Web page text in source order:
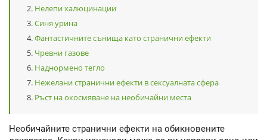
Нелепи халюцинации
Синя урина
Фантастичните сънища като странични ефекти
Чревни газове
Наднормено тегло
Нежелани странични ефекти в сексуалната сфера
Ръст на окосмяване на необичайни места
Необичайните странични ефекти на обикновените